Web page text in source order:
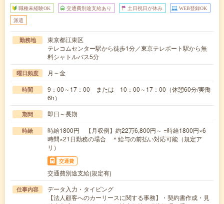
職種未経験OK 交通費別途支給あり 土日祝日が休み WEB登録OK
派遣
勤務地
東京都江東区
テレコムセンター駅から徒歩1分／東京テレポート駅から無
料シャトルバス5分
曜日頻度 月～金
時間
9：00～17：00 または 10：00～17：00（休憩60分/実働
6h）
期間 即日～長期
時給
時給1800円 【月収例】約22万6,800円～ =時給1800円×6
時間×21日勤務の場合 ＊給与の前払い対応可能（規定ア
リ）
交通費
交通費別途支給(規定有)
仕事内容
データ入力・タイピング
【法人顧客へのカーリースに関する事務】・契約書作成・見